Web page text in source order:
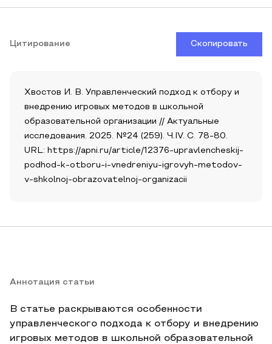
Цитирование Скопировать
Хвостов И. В. Управленческий подход к отбору и
внедрению игровых методов в школьной
образовательной организации // Актуальные
исследования. 2025. №24 (259). Ч.IV. С. 78-80.
URL: https://apni.ru/article/12376-upravlencheskij-
podhod-k-otboru-i-vnedreniyu-igrovyh-metodov-
v-shkolnoj-obrazovatelnoj-organizacii
Аннотация статьи
В статье раскрываются особенности
управленческого подхода к отбору и внедрению
игровых методов в школьной образовательной